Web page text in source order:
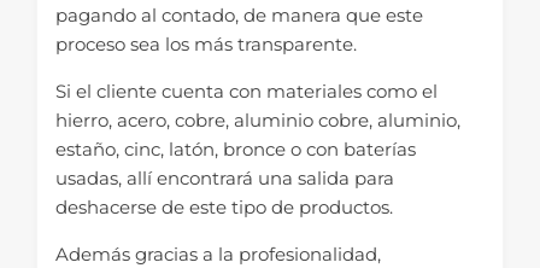
pagando al contado, de manera que este
proceso sea los más transparente.
Si el cliente cuenta con materiales como el
hierro, acero, cobre, aluminio cobre, aluminio,
estaño, cinc, latón, bronce o con baterías
usadas, allí encontrará una salida para
deshacerse de este tipo de productos.
Además gracias a la profesionalidad,